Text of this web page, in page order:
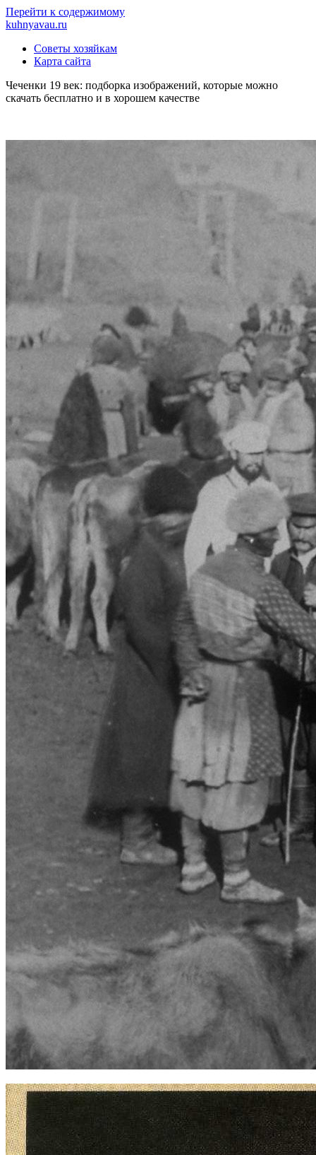
Перейти к содержимому
kuhnyavau.ru
Советы хозяйкам
Карта сайта
Чеченки 19 век: подборка изображений, которые можно
скачать бесплатно и в хорошем качестве